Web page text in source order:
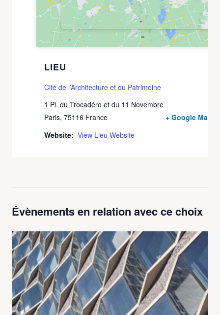
LIEU
Cité de l’Architecture et du Patrimoine
1 Pl. du Trocadéro et du 11 Novembre
Paris, 75116 France
+ Google Map
Website: View Lieu Website
Évènements en relation avec ce choix